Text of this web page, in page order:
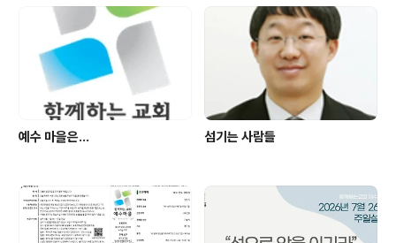
가? 건강한 ..
예수 마을은... 섬기는 사람들